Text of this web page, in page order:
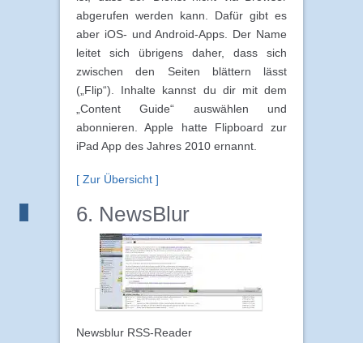
abgerufen werden kann. Dafür gibt es
aber iOS- und Android-Apps. Der Name
leitet sich übrigens daher, dass sich
zwischen den Seiten blättern lässt
(„Flip“). Inhalte kannst du dir mit dem
„Content Guide“ auswählen und
abonnieren. Apple hatte Flipboard zur
iPad App des Jahres 2010 ernannt.
[ Zur Übersicht ]
6. NewsBlur
Newsblur RSS-Reader